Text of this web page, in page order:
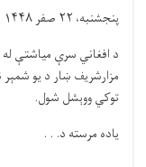
پنجشنبه، ۲۲ صفر ۱۴۴۸
د افغاني سرې میاشتې له
توکي ووېشل شول.
یاده مرسته د. . .